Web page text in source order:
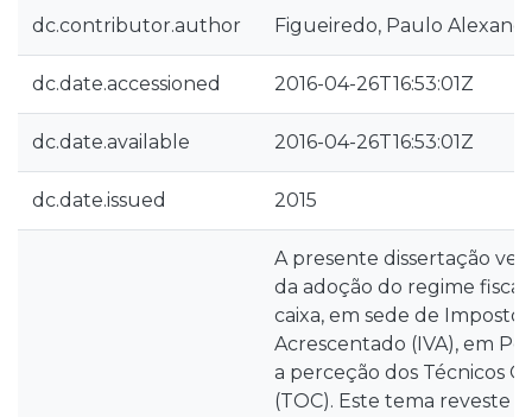
dc.contributor.author Figueiredo, Paulo
dc.date.accessioned 2016-04-26T16:53:01Z
dc.date.available 2016-04-26T16:53:01Z
dc.date.issued 2015
A presente dissertação
da adoção do regime
caixa, em sede de Imposto
Acrescentado (IVA), em
a perceção dos Técnicos
(TOC). Este tema reveste